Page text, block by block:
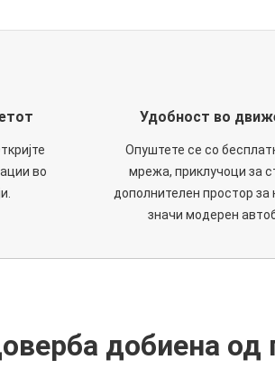
во
Удобност во
Опуштете се со
мрежа, приклучоци за
дополнителен простор за
значи модерен
добиена од